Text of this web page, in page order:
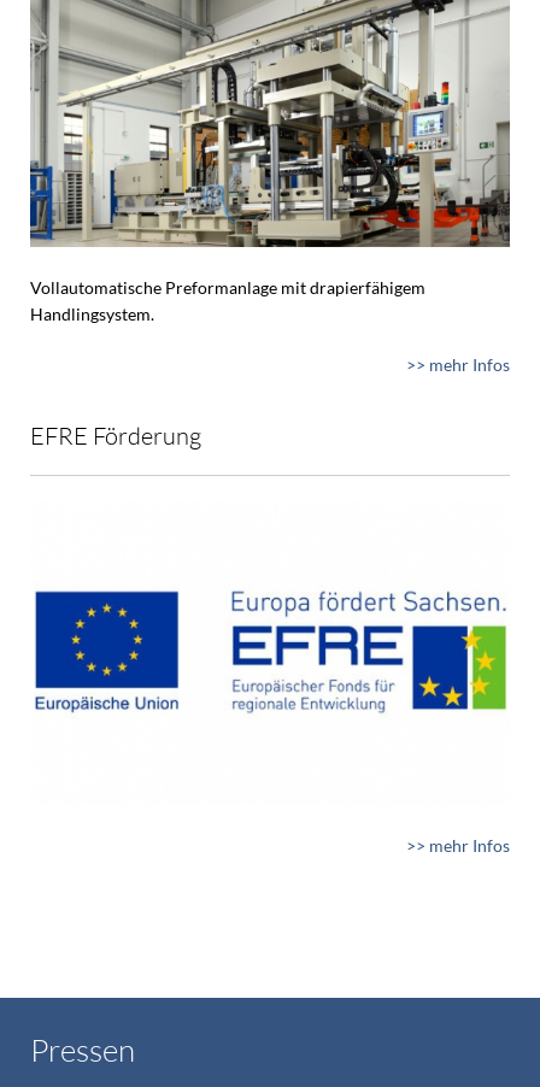
Vollautomatische Preformanlage mit drapierfähigem
Handlingsystem.
>> mehr Infos
EFRE Förderung
>> mehr Infos
Pressen